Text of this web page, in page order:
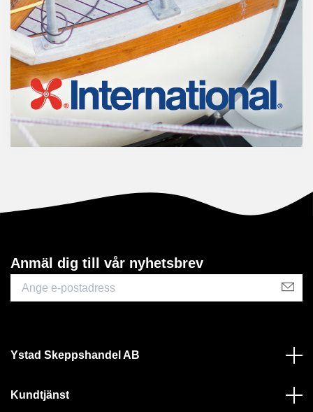
Anmäl dig till vår nyhetsbrev
Ystad Skeppshandel AB
Kundtjänst